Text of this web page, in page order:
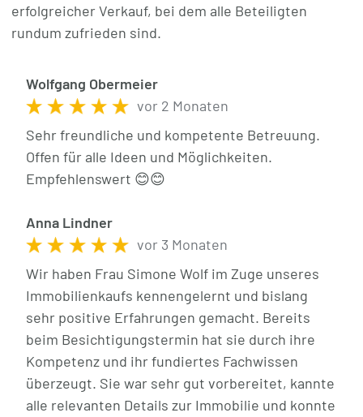
erfolgreicher Verkauf, bei dem alle Beteiligten
rundum zufrieden sind.
Wolfgang Obermeier
vor 2 Monaten
Sehr freundliche und kompetente Betreuung.
Offen für alle Ideen und Möglichkeiten.
Empfehlenswert 😊😊
Anna Lindner
vor 3 Monaten
Wir haben Frau Simone Wolf im Zuge unseres
Immobilienkaufs kennengelernt und bislang
sehr positive Erfahrungen gemacht. Bereits
beim Besichtigungstermin hat sie durch ihre
Kompetenz und ihr fundiertes Fachwissen
überzeugt. Sie war sehr gut vorbereitet, kannte
alle relevanten Details zur Immobilie und konnte